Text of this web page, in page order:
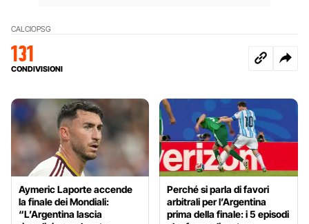
CALCIOPSG
131
CONDIVISIONI
Aymeric Laporte accende
la finale dei Mondiali:
“L’Argentina lascia
Perché si parla di favori
arbitrali per l’Argentina
prima della finale: i 5 episodi